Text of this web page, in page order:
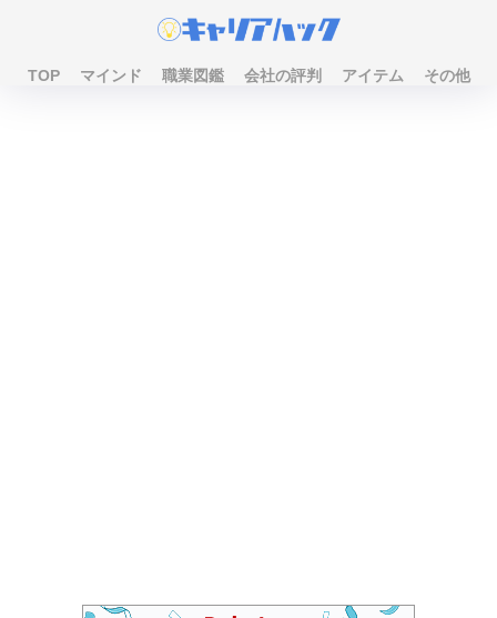
TOP マインド 職業図鑑 会社の評判 アイテム その他